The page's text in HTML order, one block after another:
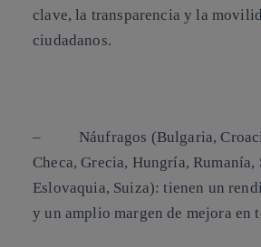
clave, la transparencia y la
ciudadanos.
– Náufragos (Bulgaria,
Checa, Grecia, Hungría, Rumanía,
Eslovaquia, Suiza): tienen un
y un amplio margen de mejora en